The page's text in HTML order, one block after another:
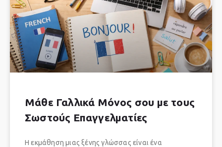
Μάθε Γαλλικά Μόνος σου με τους
Σωστούς Επαγγελματίες
Η εκμάθηση μιας ξένης γλώσσας είναι ένα